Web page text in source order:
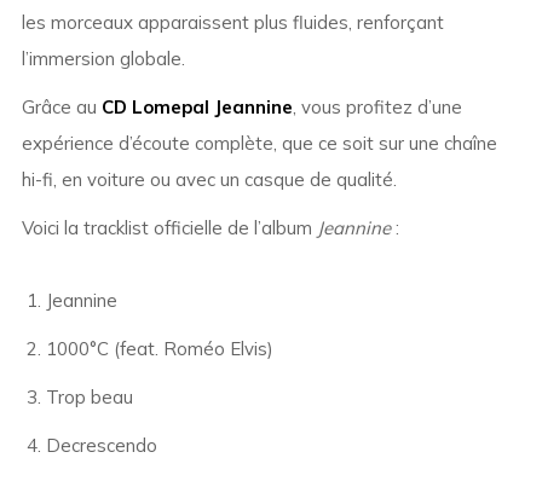
les morceaux apparaissent plus fluides, renforçant
l’immersion globale.
Grâce au CD Lomepal Jeannine, vous profitez d’une
expérience d’écoute complète, que ce soit sur une chaîne
hi-fi, en voiture ou avec un casque de qualité.
Voici la tracklist officielle de l’album Jeannine:
Jeannine
1000°C (feat. Roméo Elvis)
Trop beau
Decrescendo